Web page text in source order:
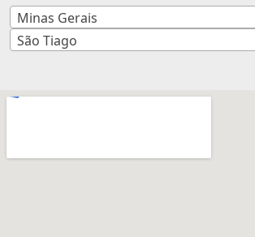
Minas Gerais
São Tiago